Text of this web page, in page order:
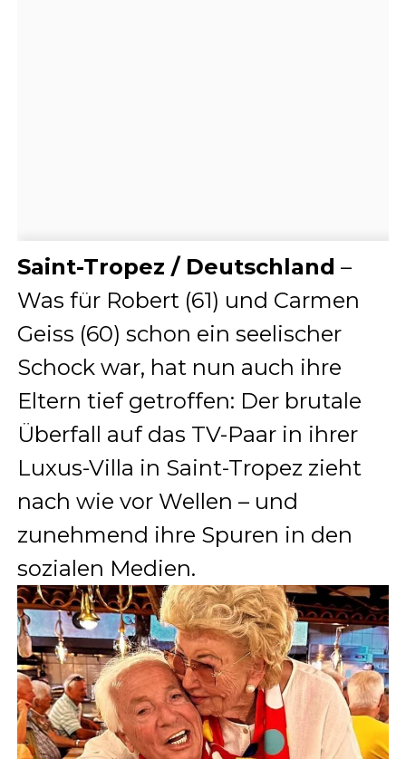
Saint-Tropez / Deutschland –
Was für Robert (61) und Carmen
Geiss (60) schon ein seelischer
Schock war, hat nun auch ihre
Eltern tief getroffen: Der brutale
Überfall auf das TV-Paar in ihrer
Luxus-Villa in Saint-Tropez zieht
nach wie vor Wellen – und
zunehmend ihre Spuren in den
sozialen Medien.